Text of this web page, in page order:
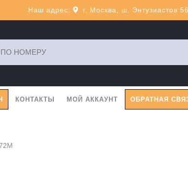
Наш адрес: г. Москва, ш. Энтузиастов
КОНТАКТЫ МОЙ АККАУНТ ОБРАТНАЯ